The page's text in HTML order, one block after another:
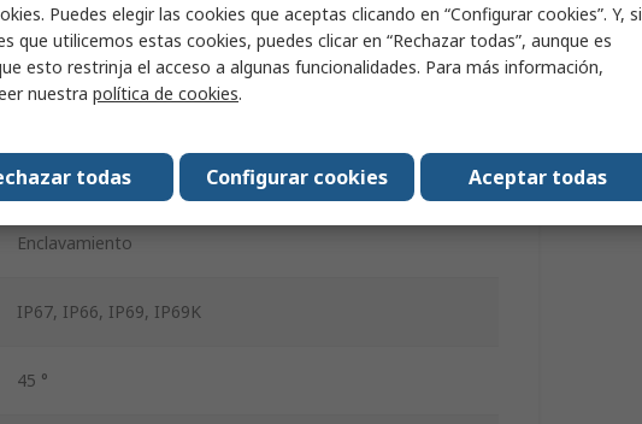
22mm
3
458A
Enclavamiento
IP67, IP66, IP69, IP69K
45 °
Puedes elegir las cookies que aceptas clicando en “Configurar cookies”. Y, si
que utilicemos estas cookies, puedes clicar en “Rechazar todas”, aunque es
esto restrinja el acceso a algunas funcionalidades. Para más información,
nuestra política de cookies.
Aceptar todas
Configurar cookies
todas